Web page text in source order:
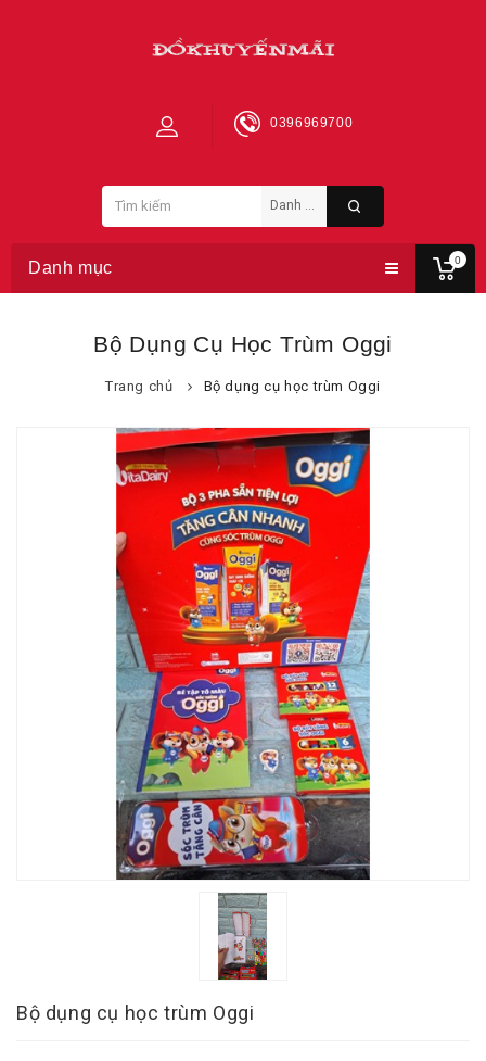
0
0396969700
Danh mục
Bộ Dụng Cụ Học Trùm Oggi
Trang chủ Bộ dụng cụ học trùm Oggi
Bộ dụng cụ học trùm Oggi